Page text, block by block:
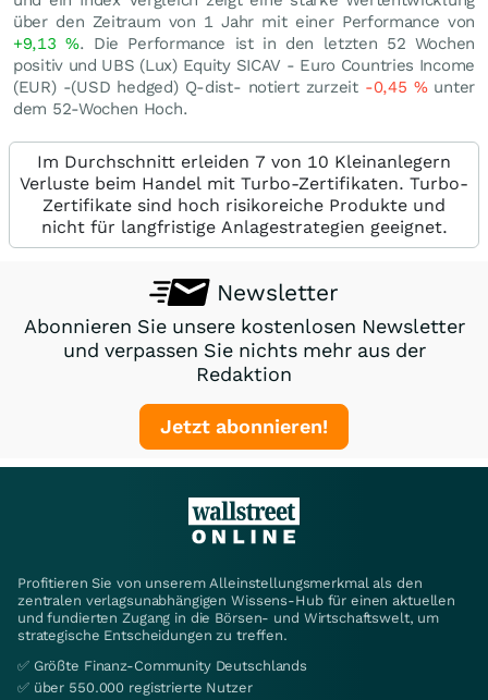
über den Zeitraum von 1 Jahr mit einer Performance von
+9,13 %. Die Performance ist in den letzten 52 Wochen
positiv und UBS (Lux) Equity SICAV - Euro Countries Income
(EUR) -(USD hedged) Q-dist- notiert zurzeit -0,45 %unter
dem 52-Wochen Hoch.
Im Durchschnitt erleiden 7 von 10 Kleinanlegern
Verluste beim Handel mit Turbo-Zertifikaten. Turbo-
Zertifikate sind hoch risikoreiche Produkte und
nicht für langfristige Anlagestrategien geeignet.
Newsletter
Abonnieren Sie unsere kostenlosen Newsletter
und verpassen Sie nichts mehr aus der
Redaktion
Jetzt abonnieren!
Profitieren Sie von unserem Alleinstellungsmerkmal als den
zentralen verlagsunabhängigen Wissens-Hub für einen aktuellen
und fundierten Zugang in die Börsen- und Wirtschaftswelt, um
strategische Entscheidungen zu treffen.
✅ Größte Finanz-Community Deutschlands
✅ über 550.000 registrierte Nutzer